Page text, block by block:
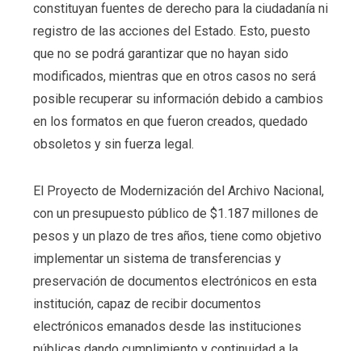
constituyan fuentes de derecho para la ciudadanía ni
registro de las acciones del Estado. Esto, puesto
que no se podrá garantizar que no hayan sido
modificados, mientras que en otros casos no será
posible recuperar su información debido a cambios
en los formatos en que fueron creados, quedado
obsoletos y sin fuerza legal.
El Proyecto de Modernización del Archivo Nacional,
con un presupuesto público de $1.187 millones de
pesos y un plazo de tres años, tiene como objetivo
implementar un sistema de transferencias y
preservación de documentos electrónicos en esta
institución, capaz de recibir documentos
electrónicos emanados desde las instituciones